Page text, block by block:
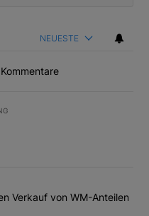
NEUESTE
meisten kommentierten
verwirft Pläne für den
Verkauf von WM-Anteilen